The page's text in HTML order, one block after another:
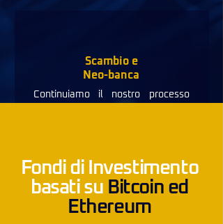
Scambio e
Neo-banca
Continuiamo il nostro processo
def e
blockchain
Fondi di Investimento
basati su Bitcoin ed
Ethereum